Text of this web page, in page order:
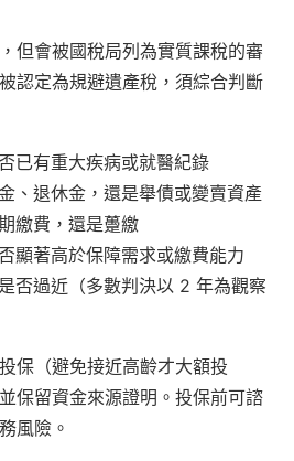
但會被國稅局列為實質課稅的審
認定為規避遺產稅，須綜合判斷
已有重大疾病或就醫紀錄
、退休金，還是舉債或變賣資產
繳費，還是躉繳
否顯著高於保障需求或繳費能力
否過近（多數判決以 2 年為觀察
保（避免接近高齡才大額投
保留資金來源證明。投保前可諮
風險。